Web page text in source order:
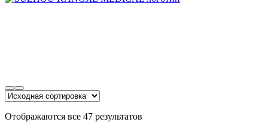
Отображаются все 47 результатов